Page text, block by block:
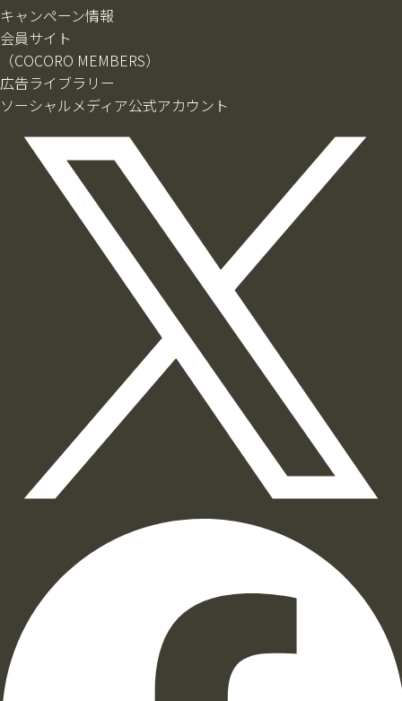
キャンペーン情報
会員サイト
（COCORO MEMBERS）
広告ライブラリー
ソーシャルメディア公式アカウント